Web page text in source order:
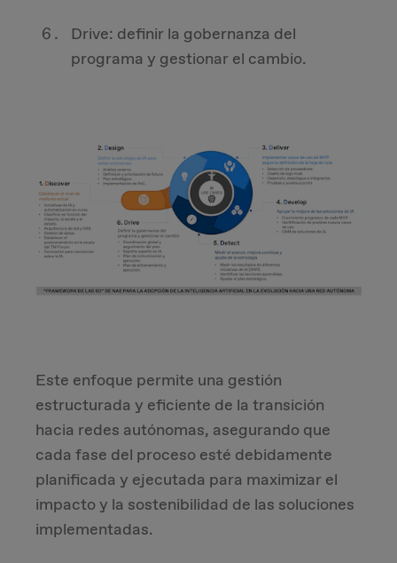
Drive: definir la gobernanza del
programa y gestionar el cambio.
Este enfoque permite una gestión
estructurada y eficiente de la transición
hacia redes autónomas, asegurando que
cada fase del proceso esté debidamente
planificada y ejecutada para maximizar el
impacto y la sostenibilidad de las soluciones
implementadas.